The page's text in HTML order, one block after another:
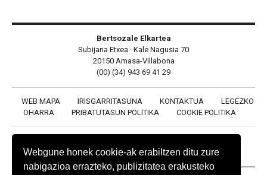
Webgune honek cookie-ak erabiltzen ditu zure
nabigazioa errazteko, publizitatea erakusteko
Bertsozale Elkartea
Subijana Etxea · Kale Nagusia 70
20150 Amasa-Villabona
(00) (34) 943 69 41 29
WEB MAPA IRISGARRITASUNA KONTAKTUA
LEGEZKO
OHARRA
PRIBATUTASUN POLITIKA COOKIE POLITIKA